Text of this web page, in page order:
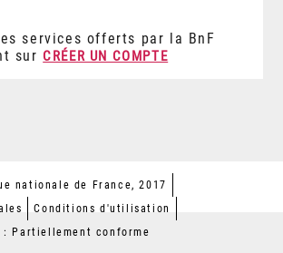
services offerts par la BnF
sur CRÉER UN COMPTE
nationale de France, 2017
Conditions d'utilisation
Partiellement conforme